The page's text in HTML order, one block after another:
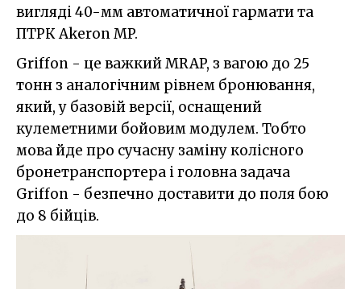
вигляді 40-мм автоматичної гармати та
ПТРК Akeron MP.
Griffon - це важкий MRAP, з вагою до 25
тонн з аналогічним рівнем бронювання,
який, у базовій версії, оснащений
кулеметними бойовим модулем. Тобто
мова йде про сучасну заміну колісного
бронетранспортера і головна задача
Griffon - безпечно доставити до поля бою
до 8 бійців.